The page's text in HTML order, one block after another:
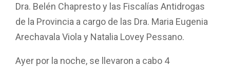
Dra. Belén Chapresto y las Fiscalías Antidrogas
de la Provincia a cargo de las Dra. Maria Eugenia
Arechavala Viola y Natalia Lovey Pessano.
Ayer por la noche, se llevaron a cabo 4